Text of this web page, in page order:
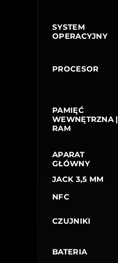
SYSTEM
OPERACYJNY
PROCESOR
PAMIĘĆ
WEWNĘTRZNA |
RAM
APARAT
GŁÓWNY
JACK 3,5 MM
NFC
CZUJNIKI
BATERIA